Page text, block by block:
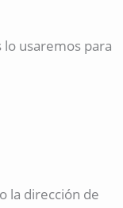
lo usaremos para
la dirección de